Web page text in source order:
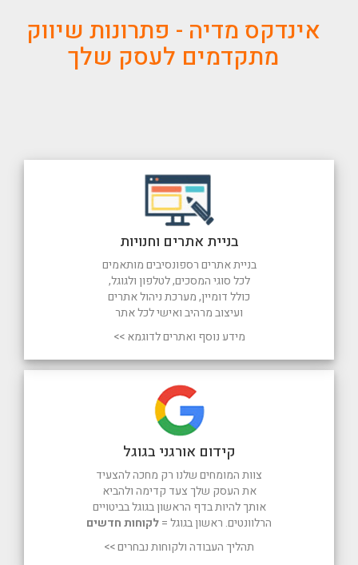
אינדקס מדיה - פתרונות שיווק
מתקדמים לעסק שלך
קידום אורגני בגוגל
צוות המומחים שלנו רק מחכה להצעיד
את העסק שלך צעד קדימה ולהביא
אותך להיות בדף הראשון בגוגל בביטויים
הרלוונטים. ראשון בגוגל =לקוחות חדשים
תהליך העבודה ולקוחות נבחרים >>
בניית אתרים וחנויות
בניית אתרים רספונסיבים מותאמים
לכל סוגי המסכים, לטלפון ולגוגל,
כולל דומיין, מערכת ניהול אתרים
ועיצוב מרהיב ואישי לכל אתר
מידע נוסף ואתרים לדוגמא >>